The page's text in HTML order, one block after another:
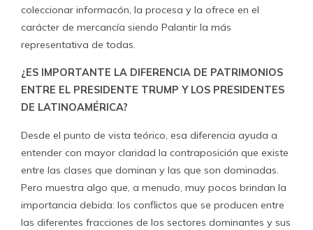
coleccionar informacón, la procesa y la ofrece en el
carácter de mercancía siendo Palantir la más
representativa de todas.
¿ES IMPORTANTE LA DIFERENCIA DE PATRIMONIOS
ENTRE EL PRESIDENTE TRUMP Y LOS PRESIDENTES
DE LATINOAMÉRICA?
Desde el punto de vista teórico, esa diferencia ayuda a
entender con mayor claridad la contraposición que existe
entre las clases que dominan y las que son dominadas.
Pero muestra algo que, a menudo, muy pocos brindan la
importancia debida: los conflictos que se producen entre
las diferentes fracciones de los sectores dominantes y sus